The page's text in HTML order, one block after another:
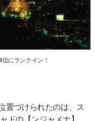
にランクイン！
置づけられたのは、ス
ドの【ンジャメナ】